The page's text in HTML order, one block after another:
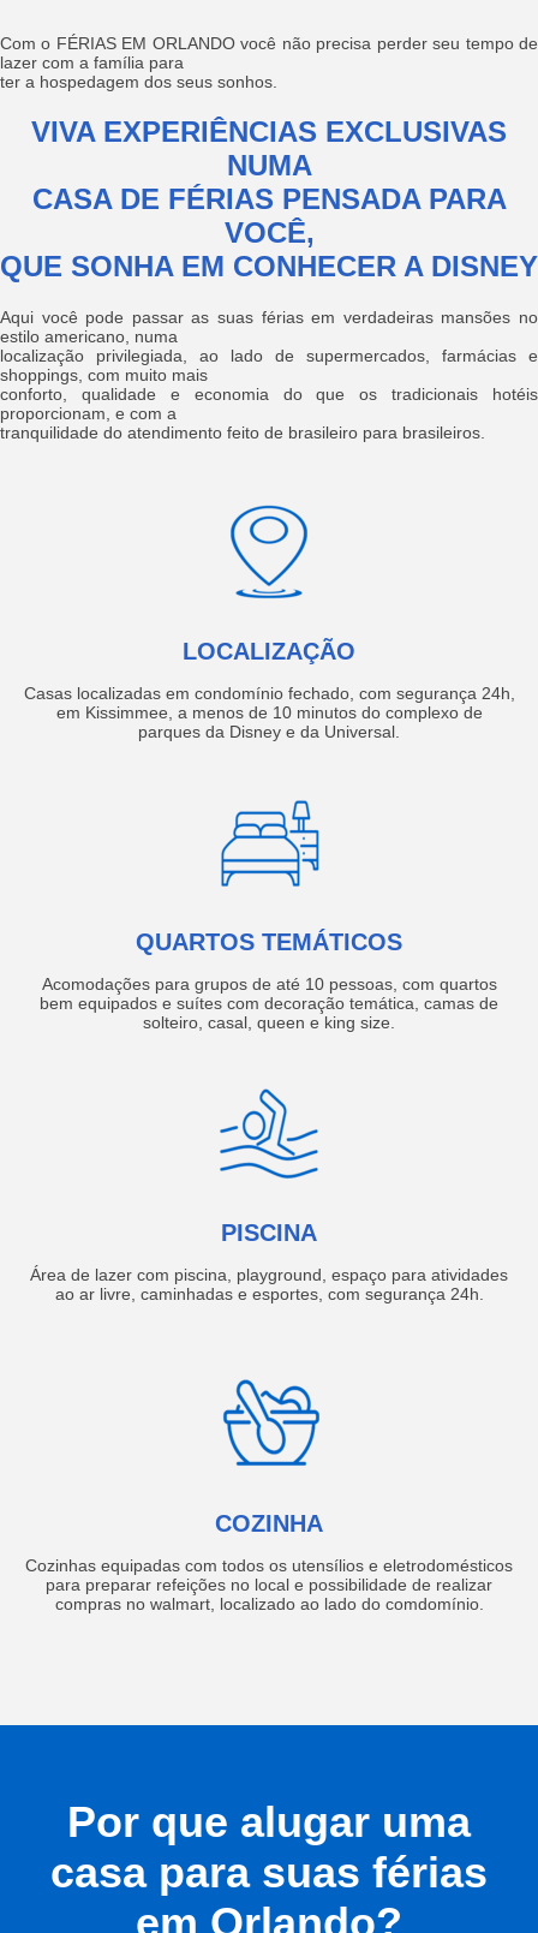
Com o FÉRIAS EM ORLANDO você não precisa perder seu tempo de
lazer com a família para
ter a hospedagem dos seus sonhos.
VIVA EXPERIÊNCIAS EXCLUSIVAS
NUMA
CASA DE FÉRIAS PENSADA PARA
VOCÊ,
QUE SONHA EM CONHECER A DISNEY
Aqui você pode passar as suas férias em verdadeiras mansões no
estilo americano, numa
localização privilegiada, ao lado de supermercados, farmácias e
shoppings, com muito mais
conforto, qualidade e economia do que os tradicionais hotéis
proporcionam, e com a
tranquilidade do atendimento feito de brasileiro para brasileiros.
LOCALIZAÇÃO
Casas localizadas em condomínio fechado, com segurança 24h,
em Kissimmee, a menos de 10 minutos do complexo de
parques da Disney e da Universal.
QUARTOS TEMÁTICOS
Acomodações para grupos de até 10 pessoas, com quartos
bem equipados e suítes com decoração temática, camas de
solteiro, casal, queen e king size.
PISCINA
Área de lazer com piscina, playground, espaço para atividades
ao ar livre, caminhadas e esportes, com segurança 24h.
COZINHA
Cozinhas equipadas com todos os utensílios e eletrodomésticos
para preparar refeições no local e possibilidade de realizar
compras no walmart, localizado ao lado do comdomínio.
Por que alugar uma
casa para suas férias
em Orlando?